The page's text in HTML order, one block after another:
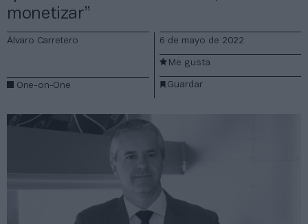
monetizar”
Álvaro Carretero
One-on-One
6 de mayo de 2022
Guardar
Me gusta